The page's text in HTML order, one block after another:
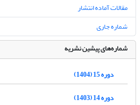
مقالات آماده انتشار
شماره جاری
شماره‌های پیشین نشریه
دوره 15 (1404)
دوره 14 (1403)